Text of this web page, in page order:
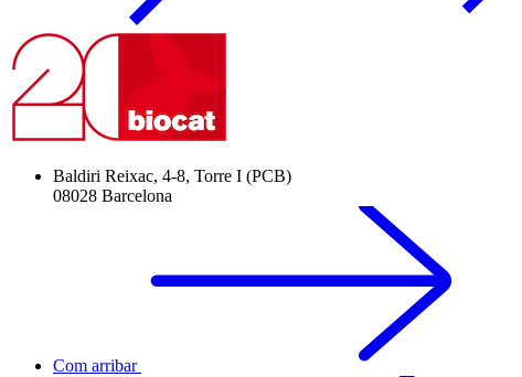
Baldiri Reixac, 4-8, Torre I (PCB)
08028 Barcelona
Com arribar